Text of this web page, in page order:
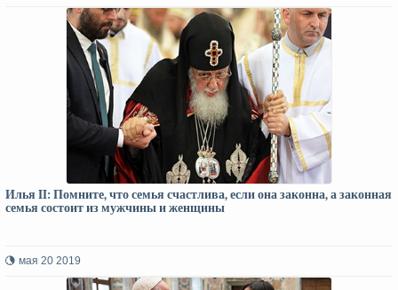
Илья II: Помните, что семья счастлива, если она законна, а законная
семья состоит из мужчины и женщины
мая 20 2019